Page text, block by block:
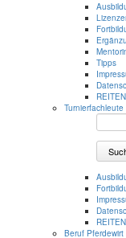
Tipps
Turnierfachleute
Beruf Pferdewirt